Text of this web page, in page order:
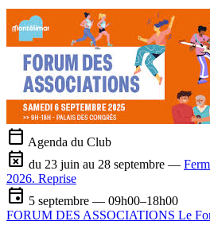
calendar_today Agenda du Club
event_busy du 23 juin au 28 septembre —
2026. Reprise
event 5 septembre — 09h00–18h00
FORUM DES ASSOCIATIONS Le